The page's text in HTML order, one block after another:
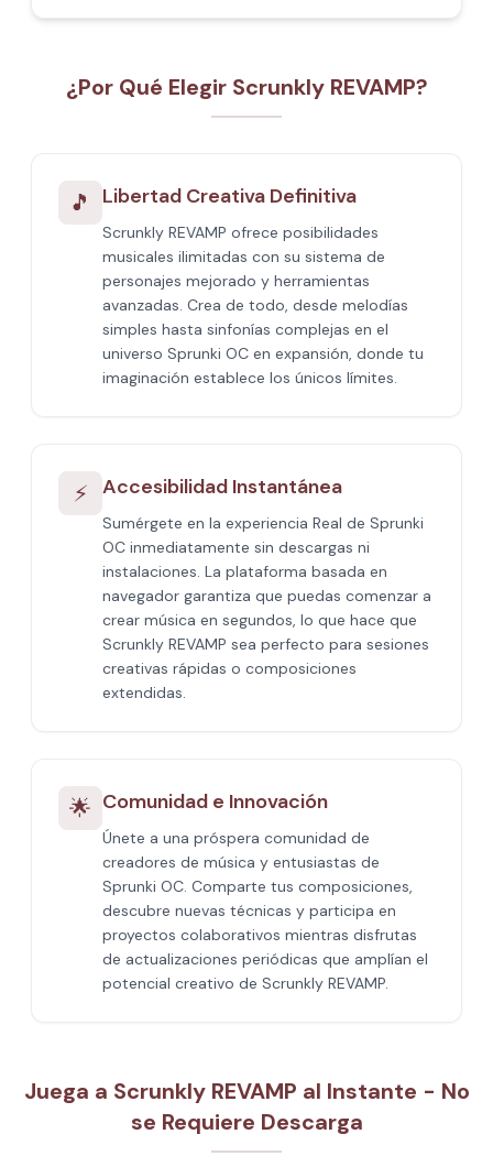
¿Por Qué Elegir Scrunkly REVAMP?
🎵 Libertad Creativa Definitiva
Scrunkly REVAMP ofrece posibilidades
musicales ilimitadas con su sistema de
personajes mejorado y herramientas
avanzadas. Crea de todo, desde melodías
simples hasta sinfonías complejas en el
universo Sprunki OC en expansión, donde tu
imaginación establece los únicos límites.
⚡ Accesibilidad Instantánea
Sumérgete en la experiencia Real de Sprunki
OC inmediatamente sin descargas ni
instalaciones. La plataforma basada en
navegador garantiza que puedas comenzar a
crear música en segundos, lo que hace que
Scrunkly REVAMP sea perfecto para sesiones
creativas rápidas o composiciones
extendidas.
🌟 Comunidad e Innovación
Únete a una próspera comunidad de
creadores de música y entusiastas de
Sprunki OC. Comparte tus composiciones,
descubre nuevas técnicas y participa en
proyectos colaborativos mientras disfrutas
de actualizaciones periódicas que amplían el
potencial creativo de Scrunkly REVAMP.
Juega a Scrunkly REVAMP al Instante - No
se Requiere Descarga